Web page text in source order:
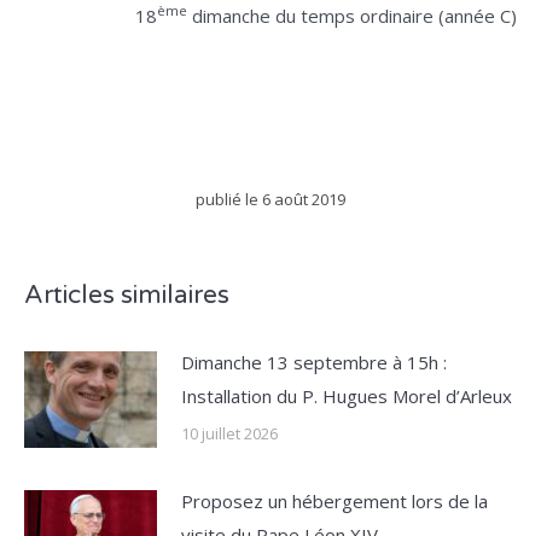
18ème dimanche du temps ordinaire (année C)
publié le 6 août 2019
Articles similaires
Dimanche 13 septembre à 15h :
Installation du P. Hugues Morel d’Arleux
10 juillet 2026
Proposez un hébergement lors de la